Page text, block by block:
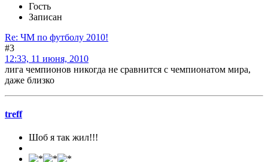
Гость
Записан
Re: ЧМ по футболу 2010!
#3
12:33, 11 июня, 2010
лига чемпионов никогда не сравнится с чемпионатом мира,
даже близко
treff
Шоб я так жил!!!